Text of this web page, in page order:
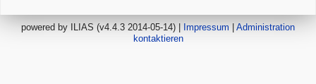
powered by ILIAS (v4.4.3 2014-05-14) | Impressum
Administration
kontaktieren